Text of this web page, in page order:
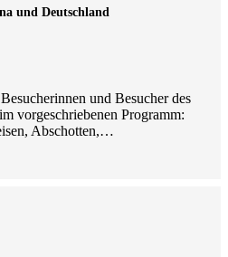
und Deutschland
und Besucher des
vorgeschriebenen Programm:
Abschotten,…